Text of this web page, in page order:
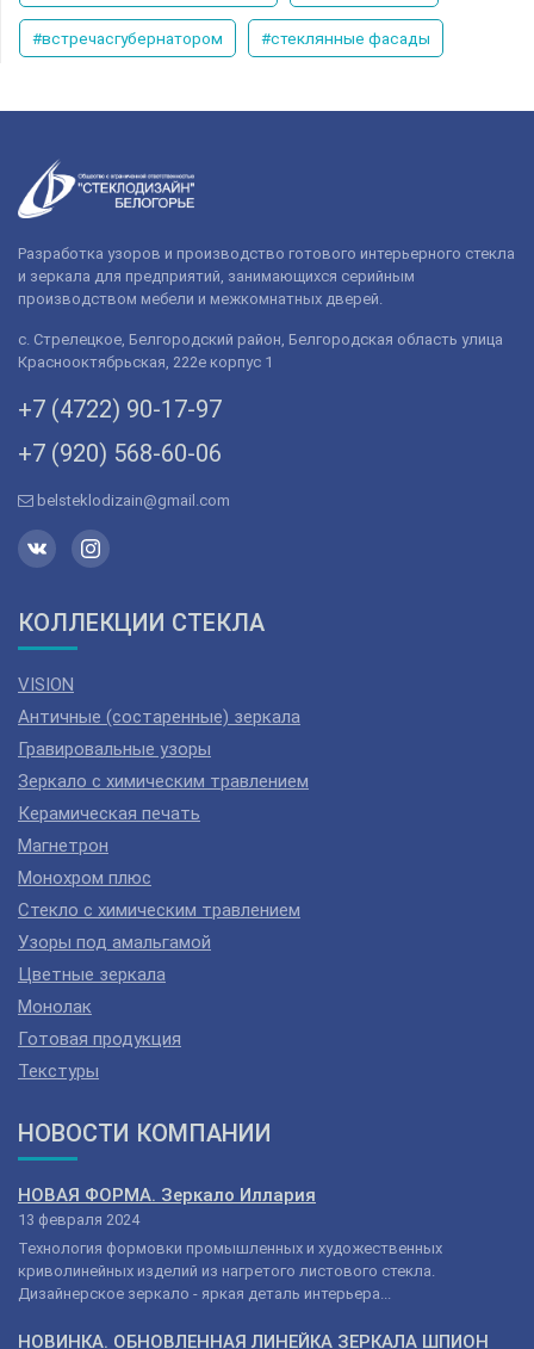
#встречасгубернатором #стеклянные фасады
Разработка узоров и производство готового интерьерного стекла
и зеркала для предприятий, занимающихся серийным
производством мебели и межкомнатных дверей.
с. Стрелецкое, Белгородский район, Белгородская область улица
Краснооктябрьская, 222е корпус 1
+7 (4722) 90-­17-­97
+7 (920) 568­-60-06
belsteklodizain@gmail.com
КОЛЛЕКЦИИ СТЕКЛА
VISION
Античные (состаренные) зеркала
Гравировальные узоры
Зеркало с химическим травлением
Керамическая печать
Магнетрон
Монохром плюс
Стекло с химическим травлением
Узоры под амальгамой
Цветные зеркала
Монолак
Готовая продукция
Текстуры
НОВОСТИ КОМПАНИИ
НОВАЯ ФОРМА. Зеркало Иллария
13 февраля 2024
Технология формовки промышленных и художественных
криволинейных изделий из нагретого листового стекла.
Дизайнерское зеркало - яркая деталь интерьера...
НОВИНКА. ОБНОВЛЕННАЯ ЛИНЕЙКА ЗЕРКАЛА ШПИОН